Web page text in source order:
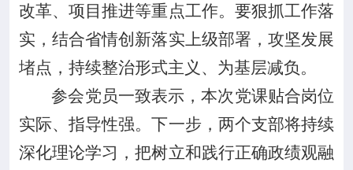
改革、项目推进等重点工作。 要狠抓工作落
实，结合省情创新落实上级部署，攻坚发展
堵点，持续整治形式主义、为基层减负。
参会党员一致表示，本次党课贴合岗位
实际、指导性强。下一步，两个支部将持续
深化理论学习，把树立和践行正确政绩观融